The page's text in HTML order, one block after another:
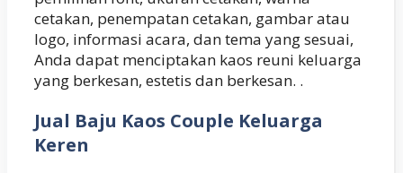
cetakan, penempatan cetakan, gambar atau
logo, informasi acara, dan tema yang sesuai,
Anda dapat menciptakan kaos reuni keluarga
yang berkesan, estetis dan berkesan. .
Jual Baju Kaos Couple Keluarga
Keren